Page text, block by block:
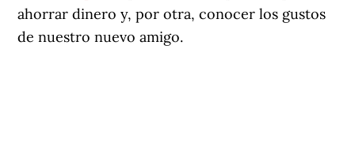
ahorrar dinero y, por otra, conocer los gustos
de nuestro nuevo amigo.